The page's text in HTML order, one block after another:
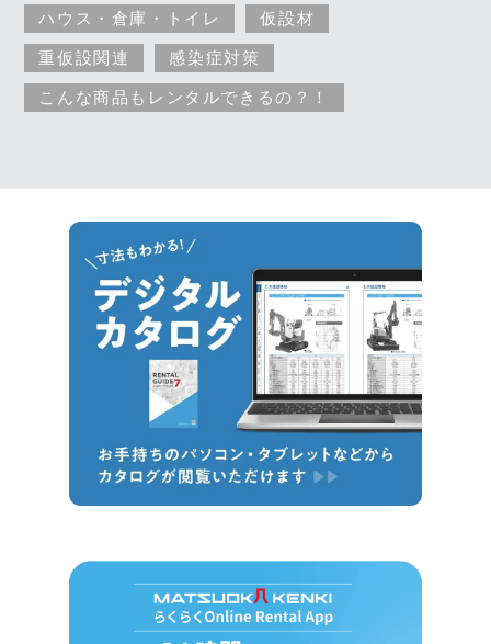
ハウス・倉庫・トイレ 仮設材
重仮設関連 感染症対策
こんな商品もレンタルできるの？！